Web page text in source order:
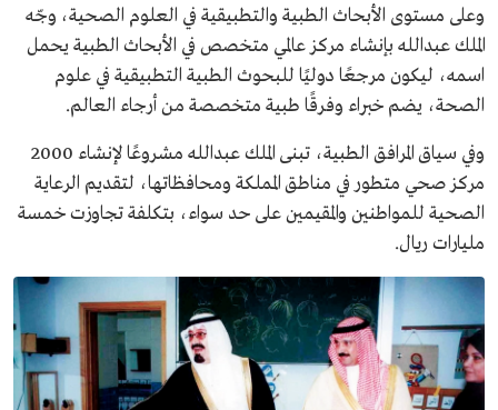
وعلى مستوى الأبحاث الطبية والتطبيقية في العلوم الصحية، وجّه
الملك عبدالله بإنشاء مركز عالمي متخصص في الأبحاث الطبية يحمل
اسمه، ليكون مرجعًا دوليًا للبحوث الطبية التطبيقية في علوم
الصحة، يضم خبراء وفرقًا طبية متخصصة من أرجاء العالم.
وفي سياق المرافق الطبية، تبنى الملك عبدالله مشروعًا لإنشاء 2000
مركز صحي متطور في مناطق المملكة ومحافظاتها، لتقديم الرعاية
الصحية للمواطنين والمقيمين على حد سواء، بتكلفة تجاوزت خمسة
مليارات ريال.